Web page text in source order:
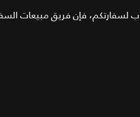
فإن فريق مبيعات